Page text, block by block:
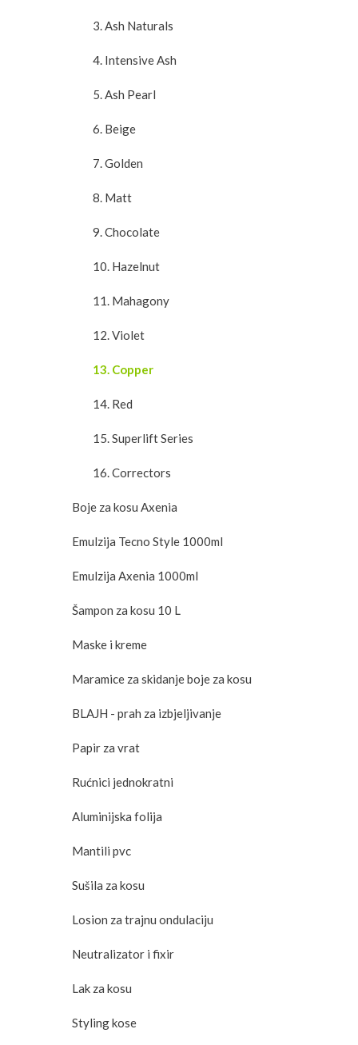
3. Ash Naturals
4. Intensive Ash
5. Ash Pearl
6. Beige
7. Golden
8. Matt
9. Chocolate
10. Hazelnut
11. Mahagony
12. Violet
13. Copper
14. Red
15. Superlift Series
16. Correctors
Boje za kosu Axenia
Emulzija Tecno Style 1000ml
Emulzija Axenia 1000ml
Šampon za kosu 10 L
Maske i kreme
Maramice za skidanje boje za kosu
BLAJH - prah za izbjeljivanje
Papir za vrat
Rućnici jednokratni
Aluminijska folija
Mantili pvc
Sušila za kosu
Losion za trajnu ondulaciju
Neutralizator i fixir
Lak za kosu
Styling kose